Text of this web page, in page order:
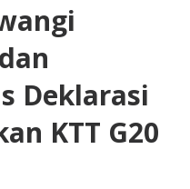
Deklarasi
KTT G20